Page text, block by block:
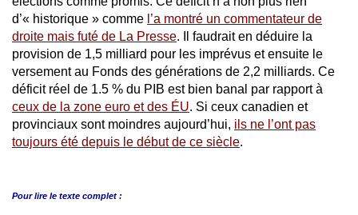
d’« historique » comme l’a montré un commentateur de
droite mais futé de La Presse. Il faudrait en déduire la
provision de 1,5 milliard pour les imprévus et ensuite le
versement au Fonds des générations de 2,2 milliards. Ce
déficit réel de 1.5 % du PIB est bien banal par rapport à
ceux de la zone euro et des ÉU. Si ceux canadien et
provinciaux sont moindres aujourd’hui, ils ne l’ont pas
toujours été depuis le début de ce siècle.
Pour lire le texte complet :